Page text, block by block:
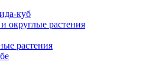
куб
округлые растения
растения